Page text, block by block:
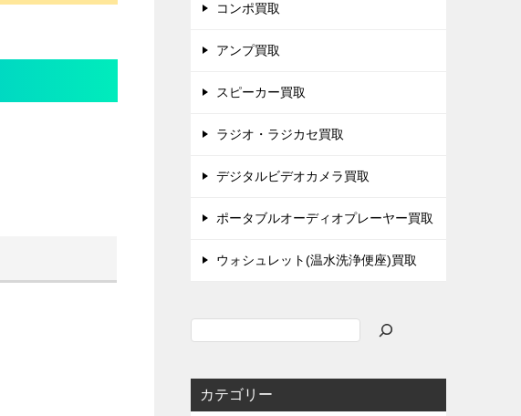
コンポ買取
アンプ買取
スピーカー買取
ラジオ・ラジカセ買取
デジタルビデオカメラ買取
ポータブルオーディオプレーヤー買取
ウォシュレット(温水洗浄便座)買取
カテゴリー